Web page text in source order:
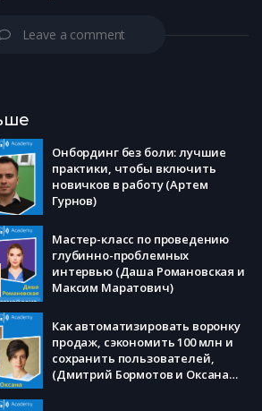
Leave a comment
Онбординг без боли: лучшие
практики, чтобы включить
новичков в работу (Артем
Гурнов)
Мастер-класс по проведению
глубинно-проблемных
интервью (Даша Романовская и
Максим Маратович)
Как автоматизировать воронку
продаж, сэкономить 100 млн и
сохранить пользователей,
(Дмитрий Бормотов и Оксана